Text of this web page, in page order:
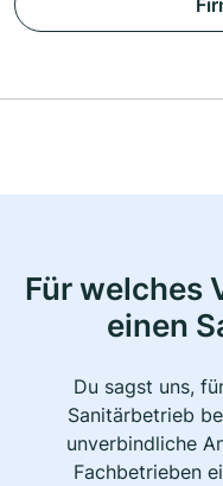
Für welches
einen
Du sagst uns,
Sanitärbetrieb
unverbindliche
Fachbetrieben